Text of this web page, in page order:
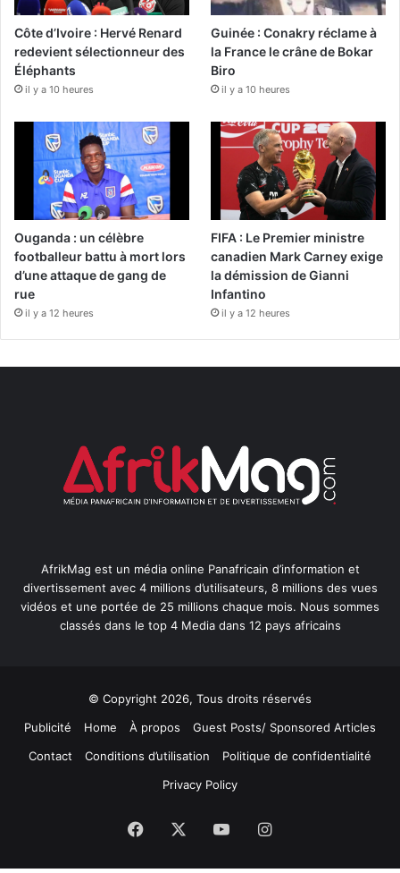
Côte d’Ivoire : Hervé Renard
redevient sélectionneur des
Éléphants
il y a 10 heures
Guinée : Conakry réclame à
la France le crâne de Bokar
Biro
il y a 10 heures
Ouganda : un célèbre
footballeur battu à mort lors
d’une attaque de gang de
rue
il y a 12 heures
FIFA : Le Premier ministre
canadien Mark Carney exige
la démission de Gianni
Infantino
il y a 12 heures
AfrikMag est un média online Panafricain d’information et
divertissement avec 4 millions d’utilisateurs, 8 millions des vues
vidéos et une portée de 25 millions chaque mois. Nous sommes
classés dans le top 4 Media dans 12 pays africains
© Copyright 2026, Tous droits réservés
Publicité
Home À propos
Guest Posts/ Sponsored Articles
Contact
Conditions d’utilisation
Politique de confidentialité
Privacy Policy
Facebook YouTubeInstagram